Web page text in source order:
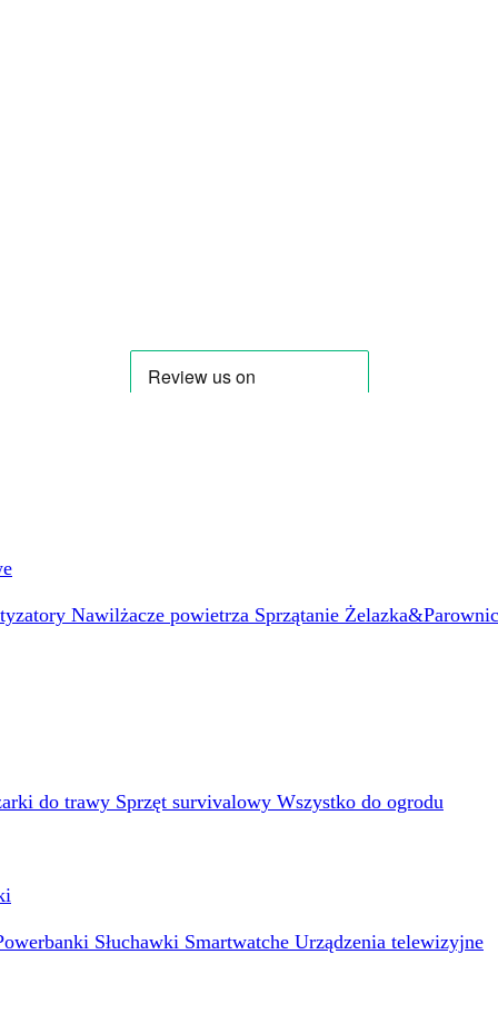
Nawilżacze powietrza Sprzątanie
do trawy Sprzęt survivalowy Wszystko do ogrodu
Słuchawki Smartwatche Urządzenia telewizyjne